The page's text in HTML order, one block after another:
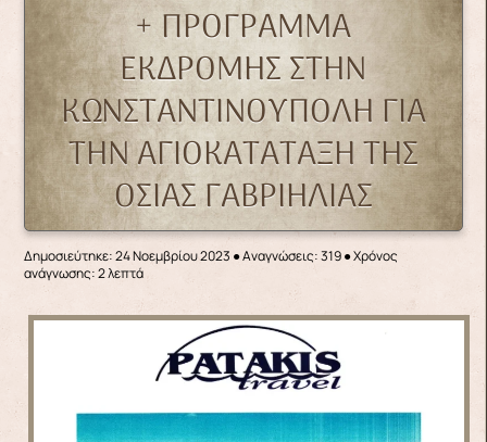
+ ΠΡΟΓΡΑΜΜΑ
ΕΚΔΡΟΜΗΣ ΣΤΗΝ
ΚΩΝΣΤΑΝΤΙΝΟΥΠΟΛΗ ΓΙΑ
ΤΗΝ ΑΓΙΟΚΑΤΑΤΑΞΗ ΤΗΣ
ΟΣΙΑΣ ΓΑΒΡΙΗΛΙΑΣ
Δημοσιεύτηκε: 24 Νοεμβρίου 2023 ●Αναγνώσεις: 319● Χρόνος
ανάγνωσης: 2 λεπτά